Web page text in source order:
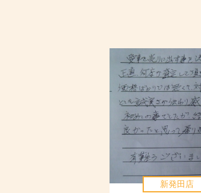
新発田店